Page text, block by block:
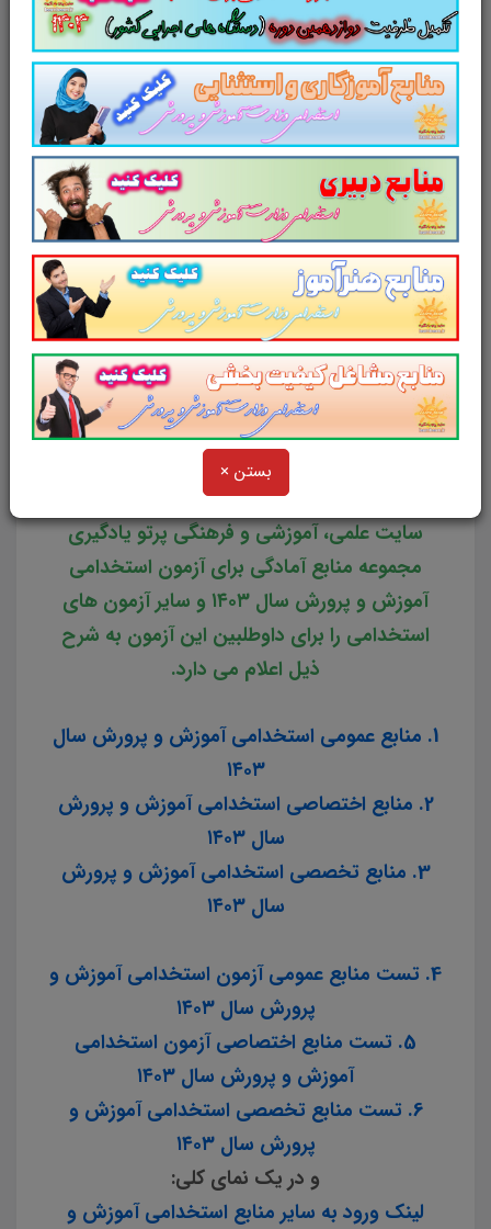
بستن ×
لینک دانلود
تست آیین نامه اجرایی مدارس
سایر منابعآزمون استخدامی
وزارت آموزش و پرورش
کاری از سایت پرتو یادگیری
سایت علمی، آموزشی و فرهنگی پرتو یادگیری
مجموعه منابع آمادگی برای آزمون استخدامی
آموزش و پرورش سال ۱۴۰۳ و سایر آزمون های
استخدامی را برای داوطلبین این آزمون به شرح
ذیل اعلام می دارد.
1. منابع عمومی استخدامی آموزش و پرورش سال
۱۴۰۳
2. منابع اختصاصی استخدامی آموزش و پرورش
سال ۱۴۰۳
3. منابع تخصصی استخدامی آموزش و پرورش
سال ۱۴۰۳
4. تست منابع عمومی آزمون استخدامی آموزش و
پرورش سال ۱۴۰۳
5. تست منابع اختصاصی آزمون استخدامی
آموزش و پرورش سال ۱۴۰۳
6. تست منابع تخصصی استخدامی آموزش و
پرورش سال ۱۴۰۳
و در یک نمای کلی:
لینک ورود به سایر منابع استخدامی آموزش و